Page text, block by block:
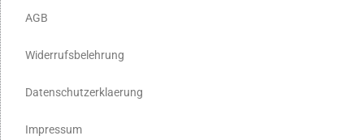
AGB
Widerrufsbelehrung
Datenschutzerklaerung
Impressum